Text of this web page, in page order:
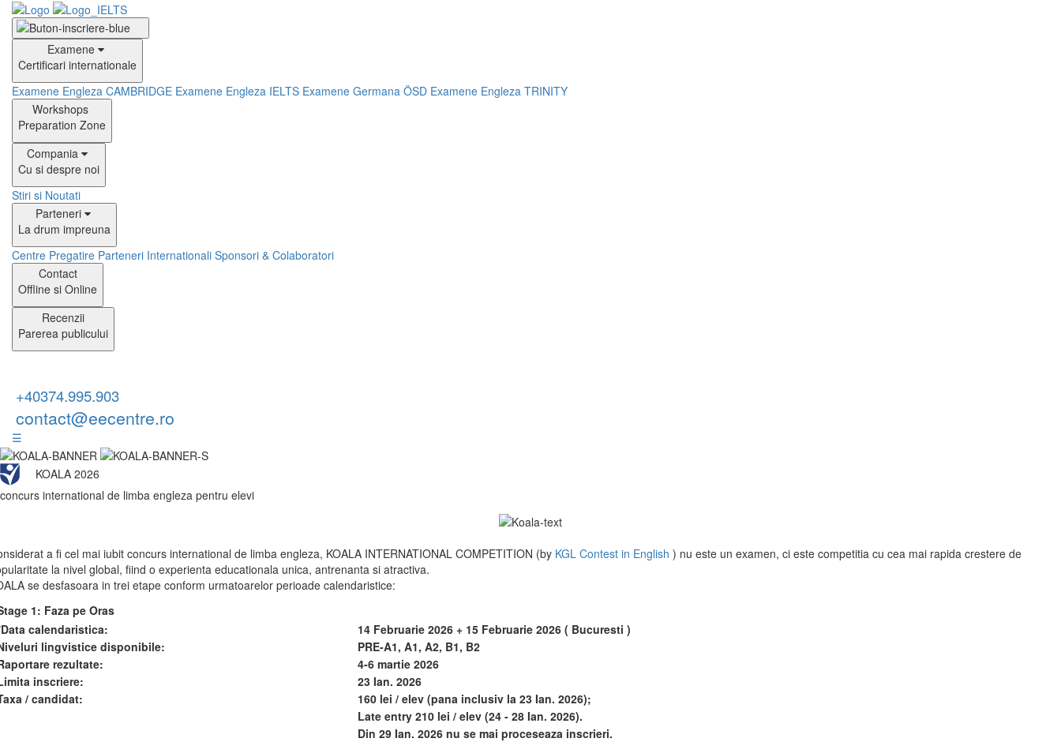
Examene
Certificari internationale
Examene Engleza CAMBRIDGE Examene Engleza IELTS Examene Germana ÖSD Examene Engleza TRINITY
Workshops
Preparation Zone
Compania
Cu si despre noi
Stiri si Noutati
Parteneri
La drum impreuna
Centre Pregatire Parteneri Internationali Sponsori & Colaboratori
Contact
Offline si Online
Recenzii
Parerea publicului
+40374.995.903
contact@eecentre.ro
☰
KOALA 2026
concurs international de limba engleza pentru elevi
a fi cel mai iubit concurs international de limba engleza, KOALA INTERNATIONAL COMPETITION (by KGL Contest in English ) nu este un examen, ci este competitia cu cea mai rapida crestere de
la nivel global, fiind o experienta educationala unica, antrenanta si atractiva.
se desfasoara in trei etape conform urmatoarelor perioade calendaristice:
1: Faza pe Oras
calendaristica:
14 Februarie 2026 + 15 Februarie 2026 ( Bucuresti )
lingvistice disponibile:
PRE-A1, A1, A2, B1, B2
rezultate:
4-6 martie 2026
inscriere:
23 Ian. 2026
/ candidat:
160 lei / elev (pana inclusiv la 23 Ian. 2026);
Late entry 210 lei / elev (24 - 28 Ian. 2026).
Din 29 Ian. 2026 nu se mai proceseaza inscrieri.